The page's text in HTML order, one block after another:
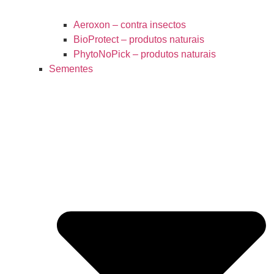
Aeroxon – contra insectos
BioProtect – produtos naturais
PhytoNoPick – produtos naturais
Sementes